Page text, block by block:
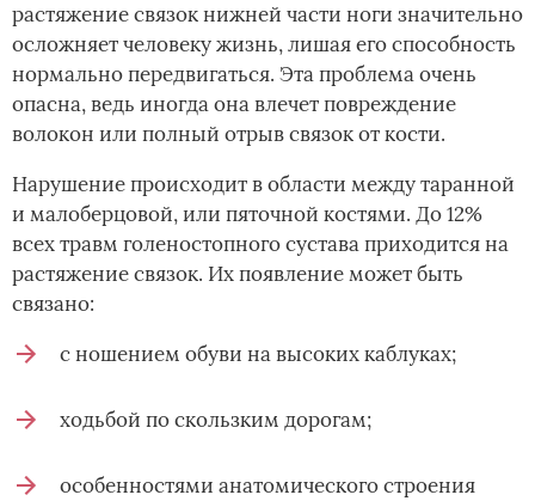
растяжение связок нижней части ноги значительно
осложняет человеку жизнь, лишая его способность
нормально передвигаться. Эта проблема очень
опасна, ведь иногда она влечет повреждение
волокон или полный отрыв связок от кости.
Нарушение происходит в области между таранной
и малоберцовой, или пяточной костями. До 12%
всех травм голеностопного сустава приходится на
растяжение связок. Их появление может быть
связано:
с ношением обуви на высоких каблуках;
ходьбой по скользким дорогам;
особенностями анатомического строения